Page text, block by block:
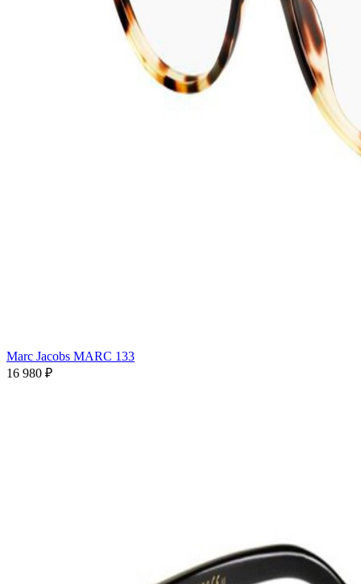
Marc Jacobs MARC 133
16 980 ₽